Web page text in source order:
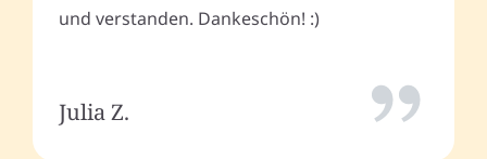
und verstanden. Dankeschön! :)
Julia Z.